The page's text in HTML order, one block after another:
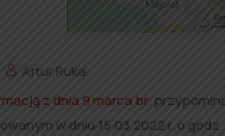
Artur Ruka
z dnia 9 marca br.
w dniu 15.03.2022 r. o